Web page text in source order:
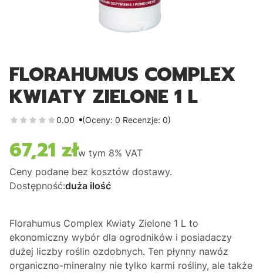
FLORAHUMUS COMPLEX
KWIATY ZIELONE 1 L
0.00 (Oceny: 0 Recenzje: 0)
Cena
67,21 złw tym 8% VAT
Ceny podane bez kosztów dostawy.
Dostępność:duża ilość
Florahumus Complex Kwiaty Zielone 1 L to
ekonomiczny wybór dla ogrodników i posiadaczy
dużej liczby roślin ozdobnych. Ten płynny nawóz
organiczno-mineralny nie tylko karmi rośliny, ale także